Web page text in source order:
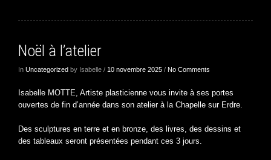
Noël à l’atelier
In Uncategorized by Isabelle / 10 novembre 2025 / No Comments
Isabelle MOTTE, Artiste plasticienne vous invite à ses portes
ouvertes de fin d’année dans son atelier à la Chapelle sur Erdre.
Des sculptures en terre et en bronze, des livres, des dessins et
des tableaux seront présentées pendant ces 3 jours.